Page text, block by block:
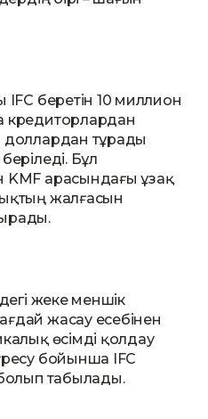
IFC беретін 10 миллион
кредиторлардан
тұрады
Бұл
арасындағы ұзақ
жалғасын
жеке меншік
жасау есебінен
өсімді қолдау
бойынша IFC
табылады.